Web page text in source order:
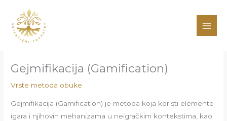
sadržaj
Gejmifikacija (Gamification)
Vrste metoda obuke
Gejmifikacija (Gamification) je metoda koja koristi elemente
igara i njihovih mehanizama u neigračkim kontekstima, kao